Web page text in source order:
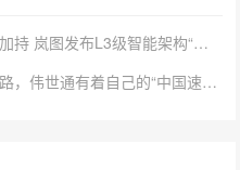
上一篇：轴向磁通电机等多项技术加持 岚图发布L3级智能架构“天元智架”
下一篇：助力国内车企走全球化道路，伟世通有着自己的“中国速度”